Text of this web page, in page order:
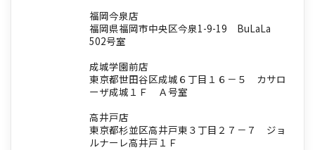
福岡今泉店
福岡県福岡市中央区今泉1-9-19 BuLaLa
502号室
成城学園前店
東京都世田谷区成城６丁目１６－５ カサロ
ーザ成城１Ｆ Ａ号室
高井戸店
東京都杉並区高井戸東３丁目２７－７ ジョ
ルナーレ高井戸１Ｆ